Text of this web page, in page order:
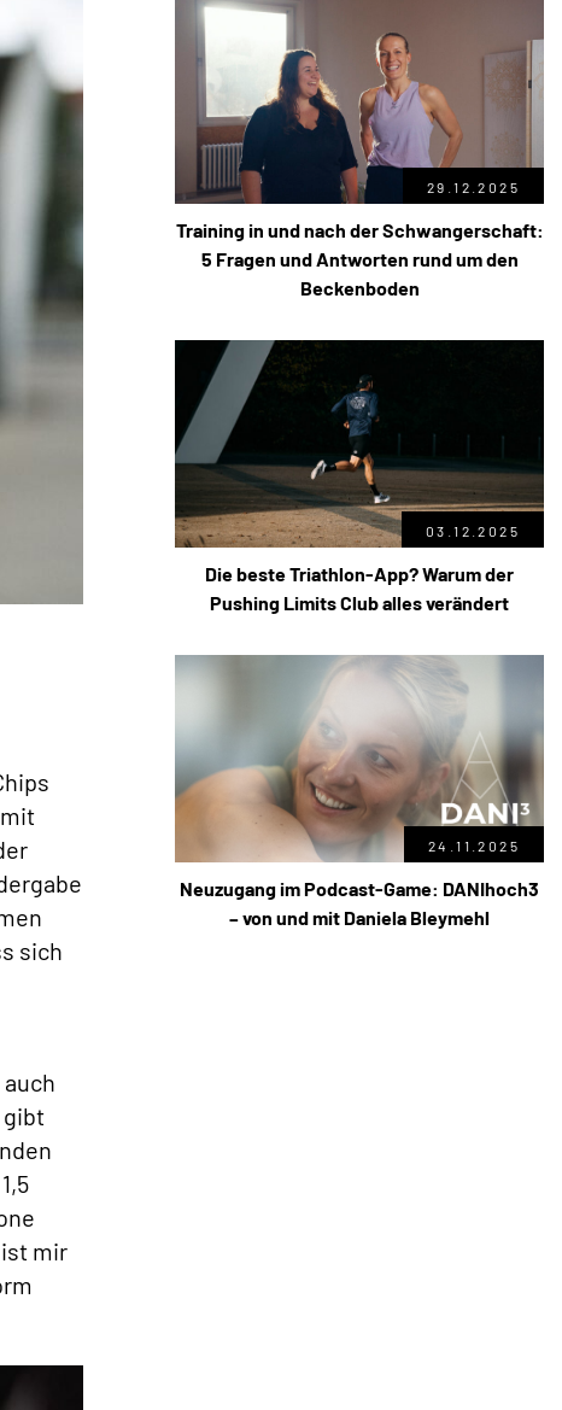
sich
gibt
mir
29.12.2025
Training in und nach der Schwangerschaft:
5 Fragen und Antworten rund um den
Beckenboden
03.12.2025
Die beste Triathlon-App? Warum der
Pushing Limits Club alles verändert
24.11.2025
Neuzugang im Podcast-Game: DANIhoch3
– von und mit Daniela Bleymehl